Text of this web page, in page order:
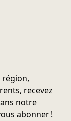
région,
recevez
notre
abonner !